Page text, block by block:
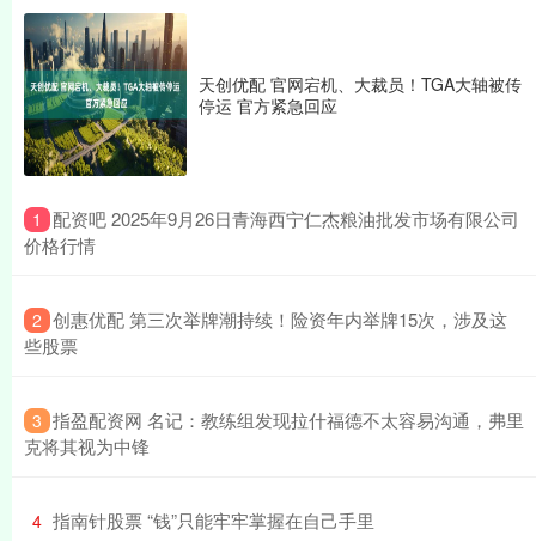
天创优配 官网宕机、大裁员！TGA大轴被传
停运 官方紧急回应
1 ​配资吧 2025年9月26日青海西宁仁杰粮油批发市场有限公司
价格行情
2 ​创惠优配 第三次举牌潮持续！险资年内举牌15次，涉及这
些股票
3 ​指盈配资网 名记：教练组发现拉什福德不太容易沟通，弗里
克将其视为中锋
4 ​指南针股票 “钱”只能牢牢掌握在自己手里